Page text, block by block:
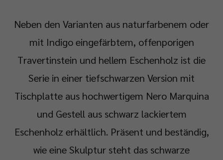
Neben den Varianten aus naturfarbenem oder
mit Indigo eingefärbtem, offenporigen
Travertinstein und hellem Eschenholz ist die
Serie in einer tiefschwarzen Version mit
Tischplatte aus hochwertigem Nero Marquina
und Gestell aus schwarz lackiertem
Eschenholz erhältlich. Präsent und beständig,
wie eine Skulptur steht das schwarze